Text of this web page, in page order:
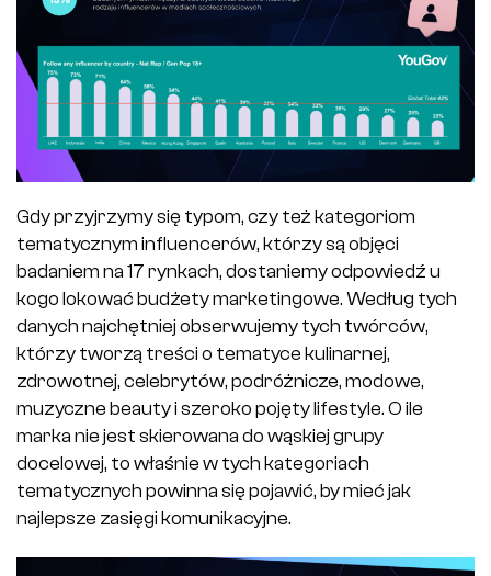
Gdy przyjrzymy się typom, czy też kategoriom
tematycznym influencerów, którzy są objęci
badaniem na 17 rynkach, dostaniemy odpowiedź u
kogo lokować budżety marketingowe. Według tych
danych najchętniej obserwujemy tych twórców,
którzy tworzą treści o tematyce kulinarnej,
zdrowotnej, celebrytów, podróżnicze, modowe,
muzyczne beauty i szeroko pojęty lifestyle. O ile
marka nie jest skierowana do wąskiej grupy
docelowej, to właśnie w tych kategoriach
tematycznych powinna się pojawić, by mieć jak
najlepsze zasięgi komunikacyjne.